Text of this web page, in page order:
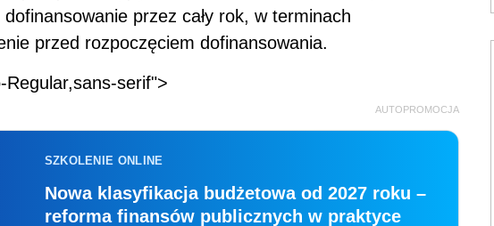
przez cały rok, w terminach
przed rozpoczęciem dofinansowania.
serif">
AUTOPROMOCJA
SZKOLENIE ONLINE
Nowa klasyfikacja budżetowa od 2027 roku –
reforma finansów publicznych w praktyce